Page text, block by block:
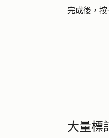
完成後，
大量標